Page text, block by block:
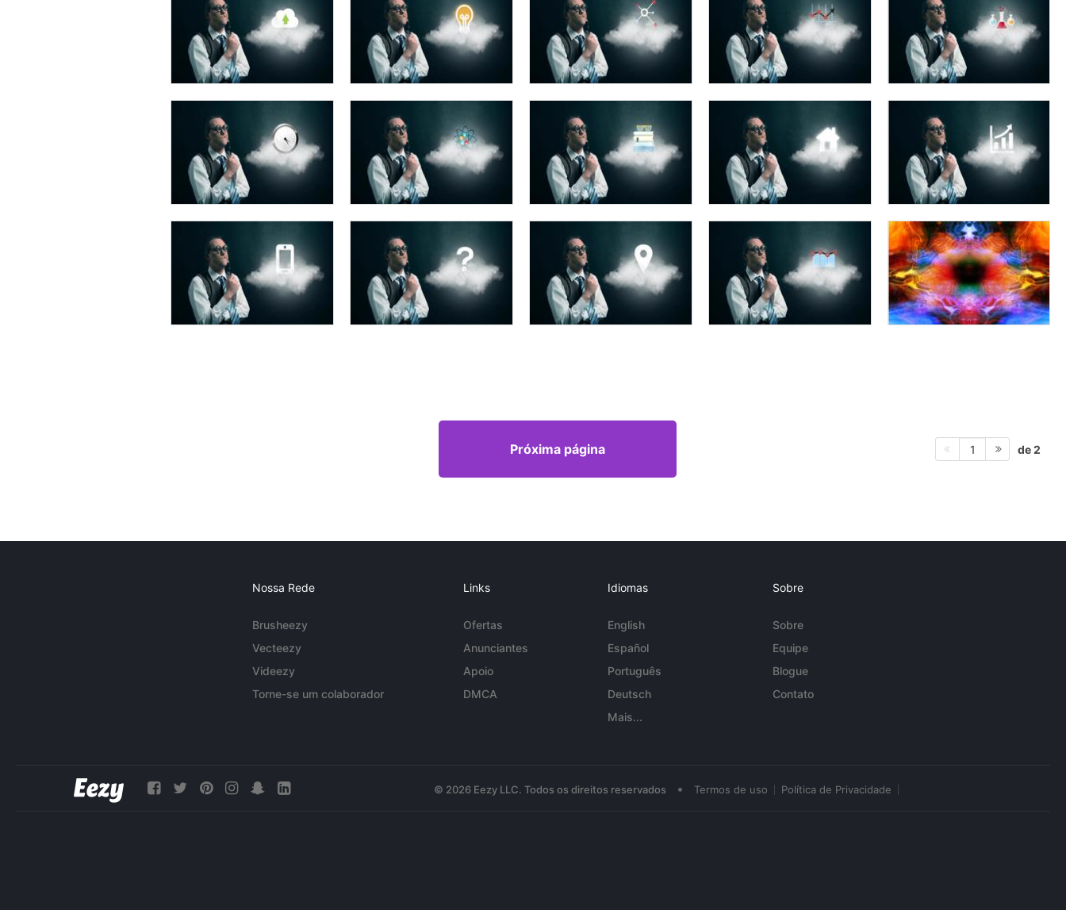
Próxima página 1 de 2
Nossa Rede
Brusheezy
Vecteezy
Videezy
Torne-se um colaborador
Links
Ofertas
Anunciantes
Apoio
DMCA
Idiomas
English
Español
Português
Deutsch
Mais...
Sobre
Sobre
Equipe
Blogue
Contato
© 2026 Eezy LLC. Todos os direitos reservados • Termos de uso Política de Privacidade